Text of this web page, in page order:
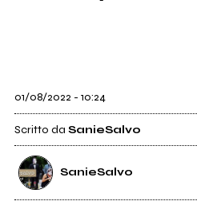
01/08/2022 - 10:24
Scritto da SanieSalvo
SanieSalvo